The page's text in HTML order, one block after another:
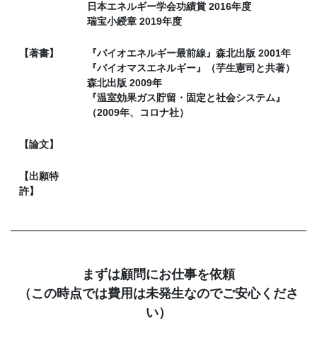
日本エネルギー学会功績賞 2016年度
瑞宝小綬章 2019年度
【著書】
『バイオエネルギー最前線』森北出版 2001年
『バイオマスエネルギー』（芋生憲司と共著）
森北出版 2009年
『温室効果ガス貯留・固定と社会システム』
（2009年、コロナ社）
【論文】
【出願特
許】
まずは顧問にお仕事を依頼
（この時点では費用は未発生なのでご安心くださ
い）